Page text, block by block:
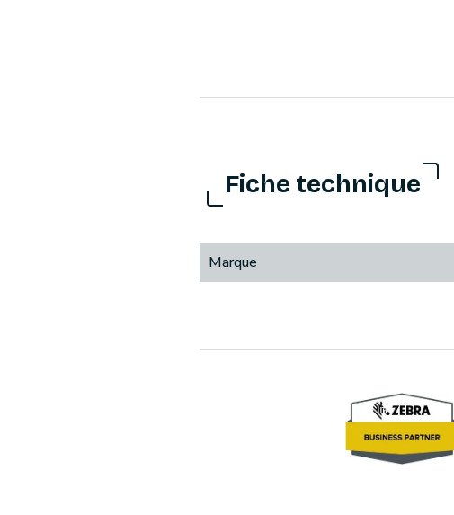
Fiche technique
Marque